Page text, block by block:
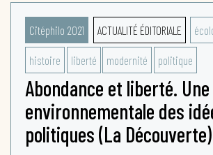
Citéphilo 2021 ACTUALITÉ ÉDITORIALE
histoire liberté modernité politique
Abondance et liberté.
environnementale des
politiques (La Découverte)